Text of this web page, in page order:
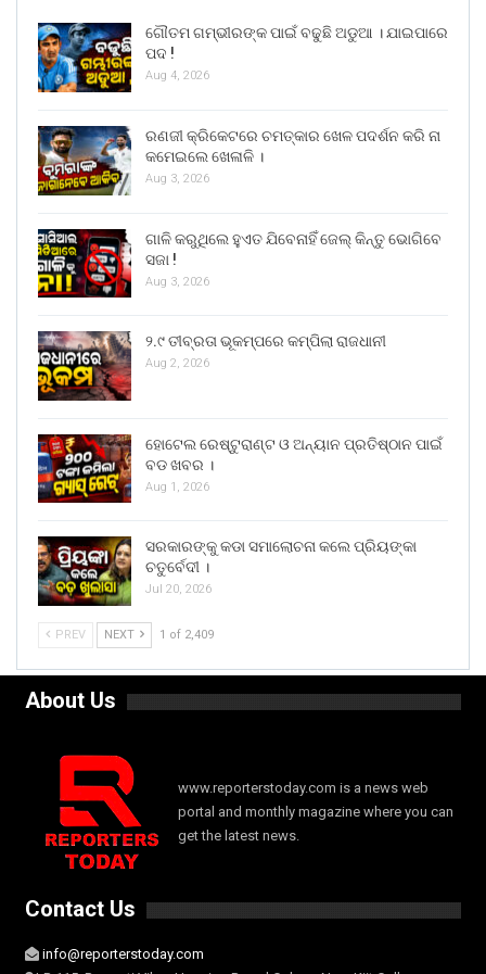
ଗୌତମ ଗମ୍ଭୀରଙ୍କ ପାଇଁ ବଢୁଛି ଅଡୁଆ । ଯାଇପାରେ
ପଦ !
Aug 4, 2026
ରଣଜୀ କ୍ରିକେଟରେ ଚମତ୍କାର ଖେଳ ପଦର୍ଶନ କରି ନା
କମେଇଲେ ଖେଳାଳି ।
Aug 3, 2026
ଗାଳି କରୁଥିଲେ ହୁଏତ ଯିବେନାହିଁ ଜେଲ୍ କିନ୍ତୁ ଭୋଗିବେ
ସଜା !
Aug 3, 2026
୨.୯ ତୀବ୍ରତା ଭୂକମ୍ପରେ କମ୍ପିଲା ରାଜଧାନୀ
Aug 2, 2026
ହୋଟେଲ ରେଷ୍ଟୁରାଣ୍ଟ ଓ ଅନ୍ୟାନ ପ୍ରତିଷ୍ଠାନ ପାଇଁ
ବଡ ଖବର ।
Aug 1, 2026
ସରକାରଙ୍କୁ କଡା ସମାଲୋଚନା କଲେ ପ୍ରିୟଙ୍କା
ଚତୁର୍ବେଦୀ ।
Jul 20, 2026
PREV NEXT 1 of 2,409
About Us
www.reporterstoday.com is a news web
portal and monthly magazine where you can
get the latest news.
Contact Us
info@reporterstoday.com